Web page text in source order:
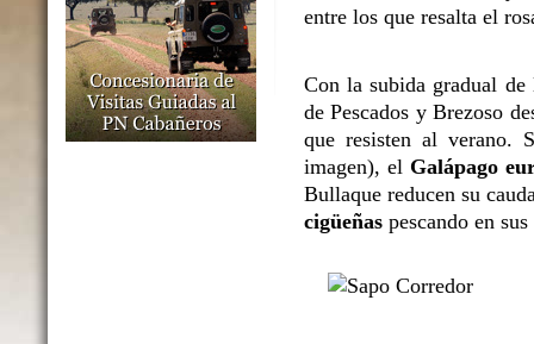
entre los que resalta el
Con la subida gradual de
de Pescados y Brezoso
que resisten al verano.
imagen), el Galápago
Bullaque reducen su
cigüeñas pescando en